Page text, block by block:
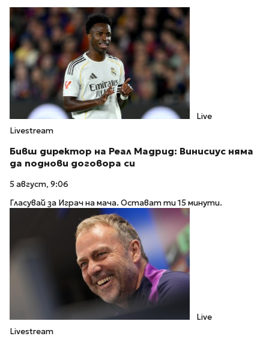
Live
Livestream
Бивш директор на Реал Мадрид: Винисиус няма
да поднови договора си
5 август, 9:06
Гласувай за Играч на мача. Остават ти 15 минути.
Live
Livestream